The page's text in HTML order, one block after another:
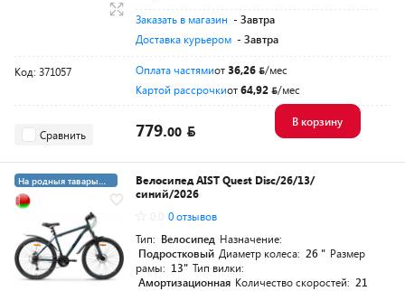
Заказать в магазин - Завтра
Доставка курьером - Завтра
Код: 371057 Оплата частямиот36,26
/мес
Картой рассрочкиот64,92 /мес
Сравнить 779.00
В корзину
На родныя тавары
4%
Велосипед AIST Quest Disc/26/13/
синий/2026
0 отзывов
Тип: Велосипед Назначение:
Подростковый Диаметр колеса: 26 " Размер
рамы: 13" Тип вилки:
Амортизационная Количество скоростей: 21